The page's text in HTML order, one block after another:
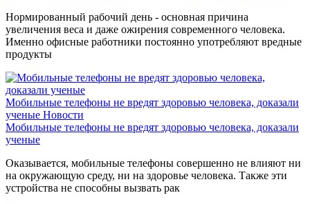
Нормированный рабочий день - основная причина
увеличения веса и даже ожирения современного человека.
Именно офисные работники постоянно употребляют вредные
продукты
Мобильные телефоны не вредят здоровью человека, доказали
ученые Новости
Мобильные телефоны не вредят здоровью человека, доказали
ученые
Оказывается, мобильные телефоны совершенно не влияют ни
на окружающую среду, ни на здоровье человека. Также эти
устройства не способны вызвать рак